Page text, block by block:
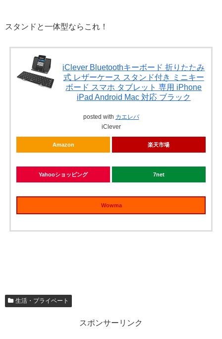
スタンドと一体型ならこれ！
iClever Bluetoothキーボード 折りたたみ
式 レザーケース スタンド付き ミニキー
ボード スマホ タブレット 専用 iPhone
iPad Android Mac 対応 ブラック
posted with カエレバ
iClever
Amazon 楽天市場
Yahooショッピング 7net
Wowma
生活・プライベート
スポンサーリンク